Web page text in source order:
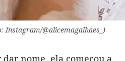
Instagram/@alicemagalhaes_)
nome, ela começou a